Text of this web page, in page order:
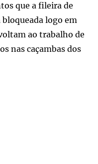
que a fileira de
bloqueada logo em
ao trabalho de
nas caçambas dos